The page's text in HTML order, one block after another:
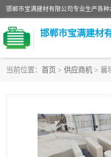
邯郸市宝满建材
当前位置： 首页 > 供应商机 > 襄
面包砖
水泥构件